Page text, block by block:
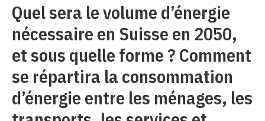
Quel sera le volume d’énergie
nécessaire en Suisse en 2050,
et sous quelle forme ? Comment
se répartira la consommation
d’énergie entre les ménages, les